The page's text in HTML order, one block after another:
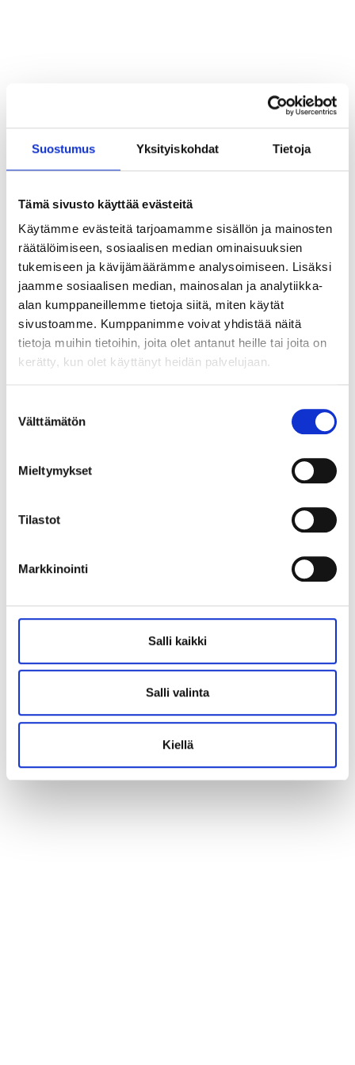
Suostumus Yksityiskohdat Tietoja
Tämä sivusto käyttää evästeitä
Käytämme evästeitä tarjoamamme sisällön ja mainosten
räätälöimiseen, sosiaalisen median ominaisuuksien
tukemiseen ja kävijämäärämme analysoimiseen. Lisäksi
jaamme sosiaalisen median, mainosalan ja analytiikka-
alan kumppaneillemme tietoja siitä, miten käytät
sivustoamme. Kumppanimme voivat yhdistää näitä
tietoja muihin tietoihin, joita olet antanut heille tai joita on
kerätty, kun olet käyttänyt heidän palvelujaan.
valinta
Välttämätön
Mieltymykset
Tilastot
Markkinointi
Salli kaikki
Salli valinta
Kiellä
Teams
Suurlähettilään puhe